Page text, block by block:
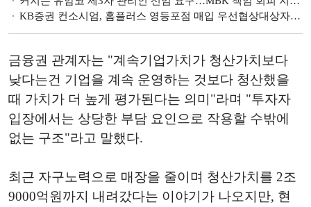
KB증권 컨소시엄, 홈플러스 영등포점 매입 우선협상대상자로 선정
금융권 관계자는 "계속기업가치가 청산가치보다
낮다는건 기업을 계속 운영하는 것보다 청산했을
때 가치가 더 높게 평가된다는 의미"라며 "투자자
입장에서는 상당한 부담 요인으로 작용할 수밖에
없는 구조"라고 말했다.
최근 자구노력으로 매장을 줄이며 청산가치를 2조
9000억원까지 내려갔다는 이야기가 나오지만, 현